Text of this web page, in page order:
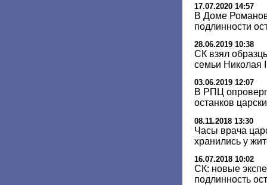
17.07.2020 14:57
В Доме
подлинности
28.06.2019 10:38
СК взял
семьи Николая
03.06.2019 12:07
В РПЦ
останков
08.11.2018 13:30
Часы врача
хранились у
16.07.2018 10:02
СК: новые
подлинность